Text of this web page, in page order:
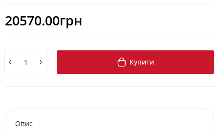
20570.00грн
Купити
Опис